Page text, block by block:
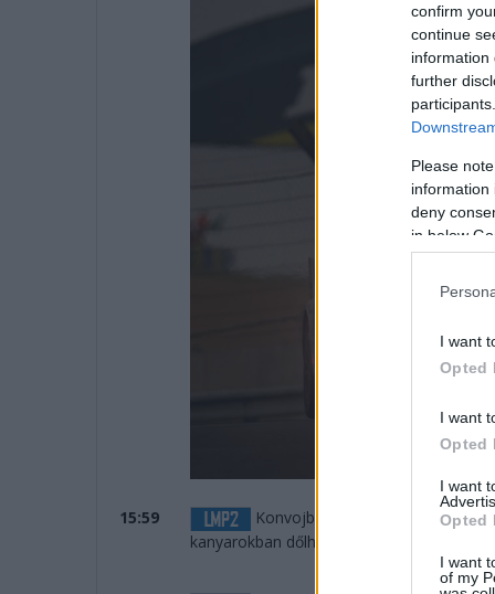
confirm
continue
information
further
Please
information
deny
in below
I want
Opted
I want
Opted
I want
Opted
I want
of my
15:59
Konvojban jönnek a Toyoták az
kanyarokban dőlhet el az LMP2.